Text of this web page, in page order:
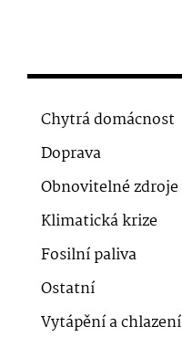
Chytrá domácnost
Doprava
Obnovitelné zdroje
Klimatická krize
Fosilní paliva
Ostatní
Vytápění a chlazení